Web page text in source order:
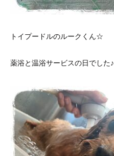
トイプードルのルークくん☆
薬浴と温浴サービスの日でした♪